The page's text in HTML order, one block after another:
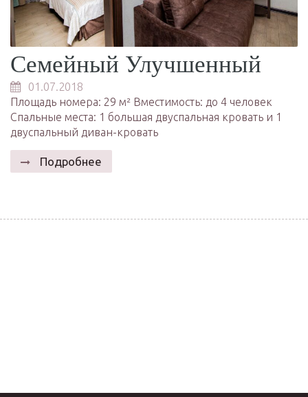
Семейный Улучшенный
01.07.2018
Площадь номера: 29 м² Вместимость: до 4 человек
Спальные места: 1 большая двуспальная кровать и 1
двуспальный диван-кровать
Подробнее